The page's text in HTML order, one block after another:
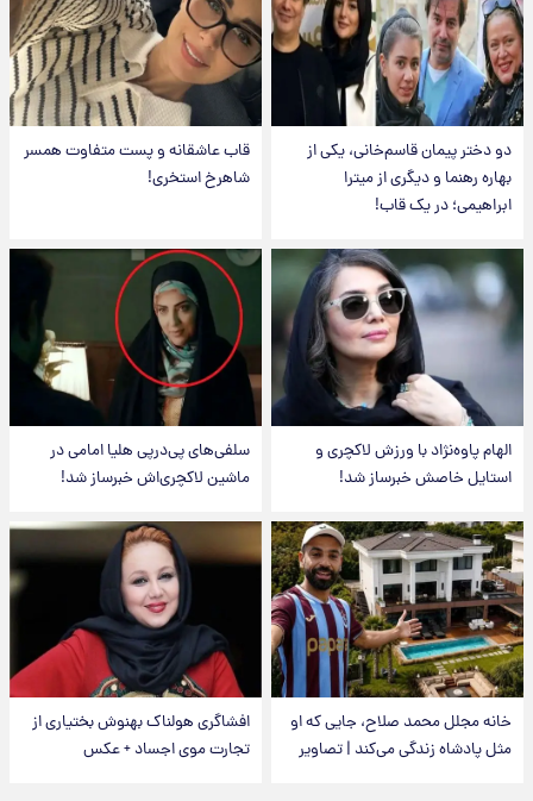
دو دختر پیمان قاسم‌خانی، یکی از
بهاره رهنما و دیگری از میترا
ابراهیمی؛ در یک قاب!
قاب عاشقانه و پست متفاوت همسر
شاهرخ استخری!
الهام پاوه‌نژاد با ورزش لاکچری و
استایل خاصش خبرساز شد!
سلفی‌های پی‌درپی هلیا امامی در
ماشین لاکچری‌اش خبرساز شد!
خانه مجلل محمد صلاح، جایی که او
مثل پادشاه زندگی می‌کند | تصاویر
افشاگری هولناک بهنوش بختیاری از
تجارت موی اجساد + عکس